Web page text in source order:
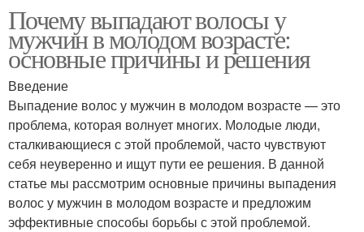
Почему выпадают волосы у
мужчин в молодом возрасте:
основные причины и решения
Введение
Выпадение волос у мужчин в молодом возрасте — это
проблема, которая волнует многих. Молодые люди,
сталкивающиеся с этой проблемой, часто чувствуют
себя неуверенно и ищут пути ее решения. В данной
статье мы рассмотрим основные причины выпадения
волос у мужчин в молодом возрасте и предложим
эффективные способы борьбы с этой проблемой.